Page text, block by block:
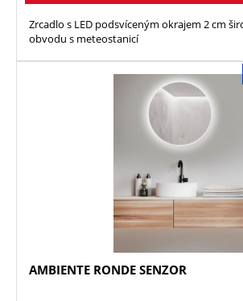
Zrcadlo s LED podsvíceným okrajem 2 cm
obvodu s meteostanicí
AMBIENTE RONDE SENZOR